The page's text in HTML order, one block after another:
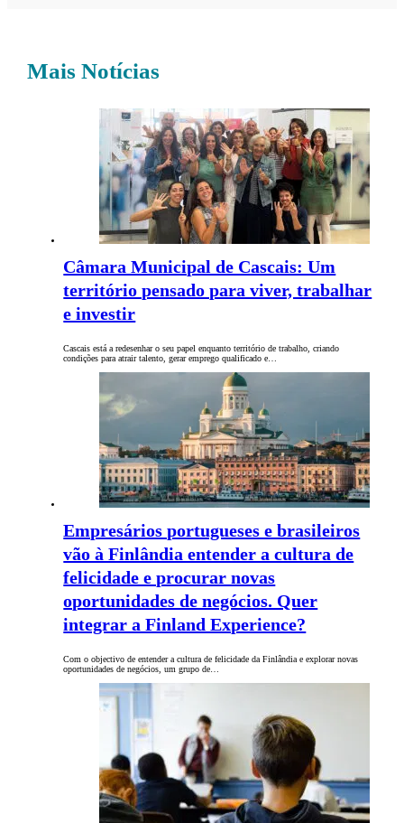
Mais Notícias
Câmara Municipal de Cascais: Um
território pensado para viver, trabalhar
e investir
Cascais está a redesenhar o seu papel enquanto território de trabalho, criando
condições para atrair talento, gerar emprego qualificado e…
Empresários portugueses e brasileiros
vão à Finlândia entender a cultura de
felicidade e procurar novas
oportunidades de negócios. Quer
integrar a Finland Experience?
Com o objectivo de entender a cultura de felicidade da Finlândia e explorar novas
oportunidades de negócios, um grupo de…